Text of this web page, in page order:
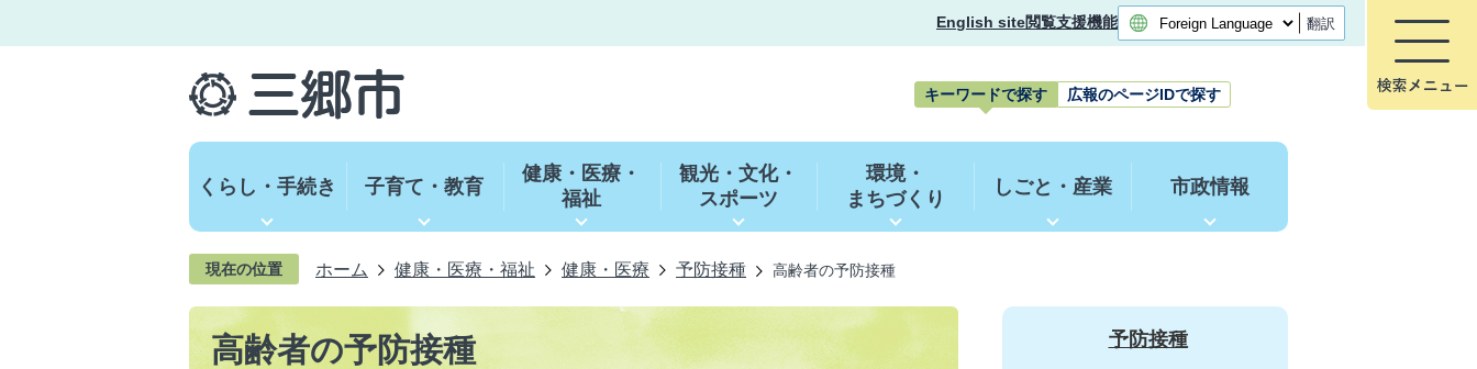
English site閲覧支援機能 翻訳
キーワードで探す 広報のページIDで探す
ワ
ー
くらし・手続き 子育て・教育
健康・医療・
福祉
観光・文化・
スポーツ
環境・
まちづくり
しごと・産業 市政情報
現在の位置 ホーム 健康・医療・福祉 健康・医療 予防接種 高齢者の予防接種
高齢者の予防接種 予防接種